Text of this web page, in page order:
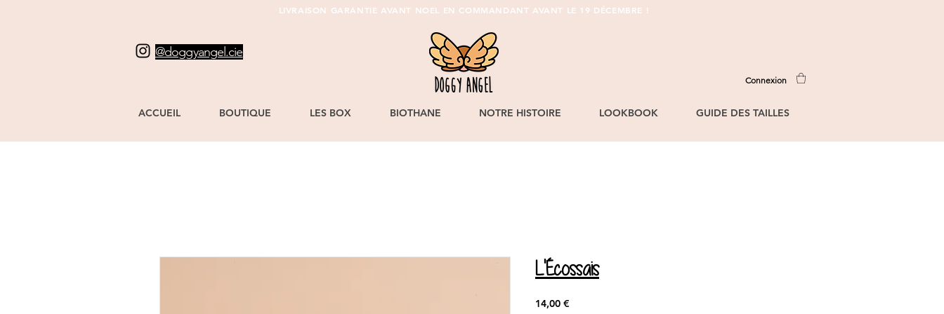
LIVRAISON GARANTIE AVANT NOEL EN COMMANDANT AVANT LE 19 DÉCEMBRE !
@doggyangel.cie
Connexion
ACCUEIL BOUTIQUE LES BOX BIOTHANE NOTRE HISTOIRE LOOKBOOK GUIDE DES TAILLES
L'Écossais
14,00 €